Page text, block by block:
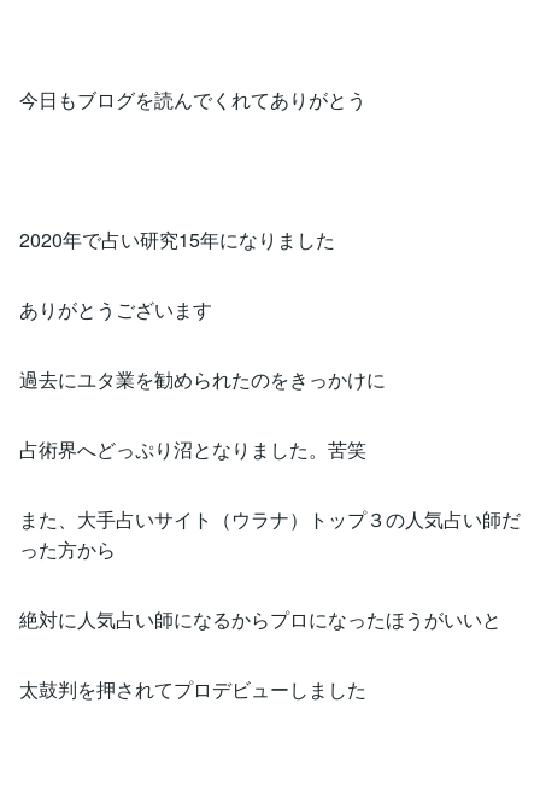
今日もブログを読んでくれてありがとう
2020年で占い研究15年になりました
ありがとうございます
過去にユタ業を勧められたのをきっかけに
占術界へどっぷり沼となりました。苦笑
また、大手占いサイト（ウラナ）トップ３の人気占い師だ
った方から
絶対に人気占い師になるからプロになったほうがいいと
太鼓判を押されてプロデビューしました